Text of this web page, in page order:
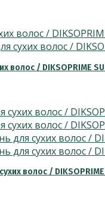
волос / DIKSOPRIME
волос / DIKSOPRIME